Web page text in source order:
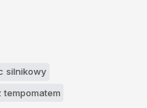
silnikowy
tempomatem